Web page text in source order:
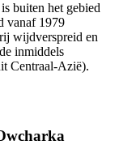
buiten het gebied
vanaf 1979
wijdverspreid en
inmiddels
Centraal-Azië).